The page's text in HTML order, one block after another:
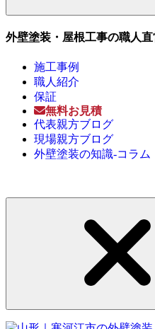
外壁塗装・屋根工事の職人
施工事例
職人紹介
保証
無料お見積
代表親方ブログ
現場親方ブログ
外壁塗装の知識-コラム